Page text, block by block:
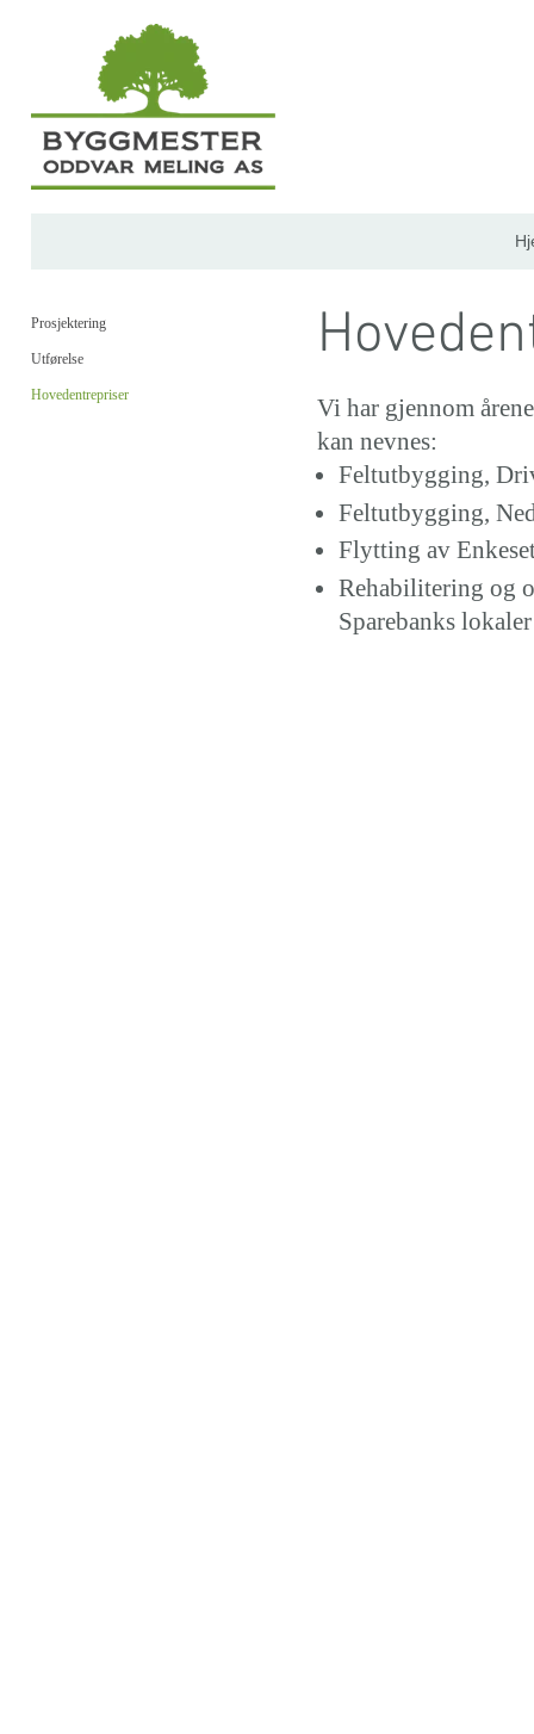
Prosjektering
Utførelse
Hovedentrepriser
Vi har gjennom
kan nevnes:
Feltutbygging,
Feltutbygging,
Flytting av
Rehabilitering og
Sparebanks lokaler